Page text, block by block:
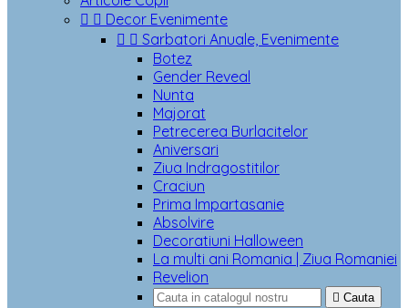
  Decor Evenimente
  Sarbatori Anuale, Evenimente
Botez
Gender Reveal
Nunta
Majorat
Petrecerea Burlacitelor
Aniversari
Ziua Indragostitilor
Craciun
Prima Impartasanie
Absolvire
Decoratiuni Halloween
La multi ani Romania | Ziua Romaniei
Revelion
 Cauta